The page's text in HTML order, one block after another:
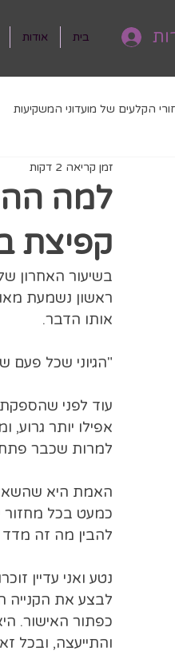
בית אודות
הקלעים של מועדוני המשקיעות
למה
קפיצת
זמן קריאה 2 דקות
בשיעור האחרון
ראשון נשמעת
אותו הדבר.
"הגיוני שכל
עוד לפני
אפילו יותר
למרות שכבר
האמת היא
כמעט בכל מחזור
להבין מה זה מדד
נטע ואני עדיין
לבצע את
כפתור האישור.
והתייעצה, ובכל